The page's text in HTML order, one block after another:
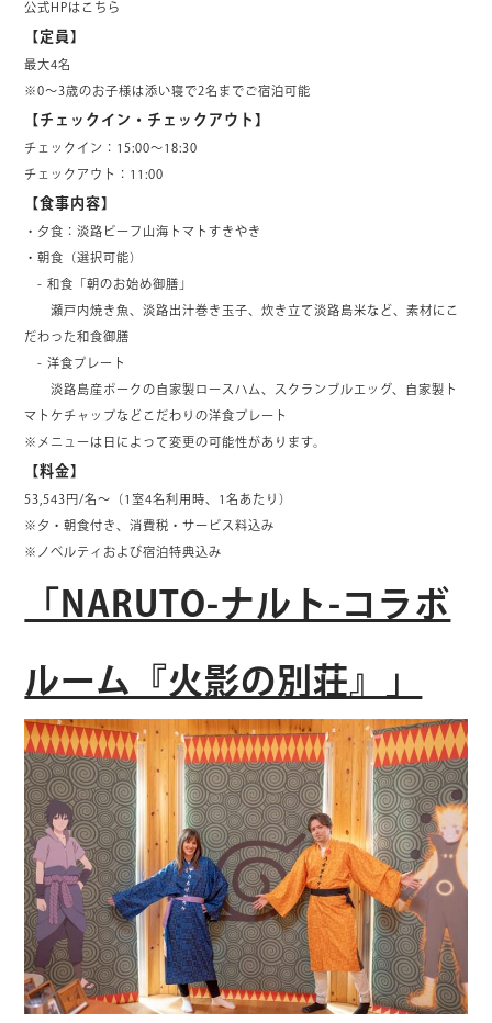
公式HPはこちら
【定員】
最大4名
※0～3歳のお子様は添い寝で2名までご宿泊可能
【チェックイン・チェックアウト】
チェックイン：15:00～18:30
チェックアウト：11:00
【食事内容】
・夕食：淡路ビーフ山海トマトすきやき
・朝食（選択可能）
- 和食「朝のお始め御膳」
瀬戸内焼き魚、淡路出汁巻き玉子、炊き立て淡路島米など、素材にこ
だわった和食御膳
- 洋食プレート
淡路島産ポークの自家製ロースハム、スクランブルエッグ、自家製ト
マトケチャップなどこだわりの洋食プレート
※メニューは日によって変更の可能性があります。
【料金】
53,543円/名～（1室4名利用時、1名あたり）
※夕・朝食付き、消費税・サービス料込み
※ノベルティおよび宿泊特典込み
「NARUTO-ナルト-コラボ
ルーム『火影の別荘』」